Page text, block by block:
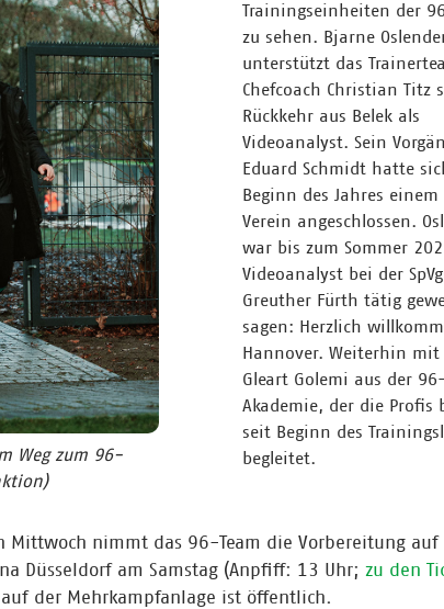
Weg zum 96-
Trainingseinheiten der
zu sehen. Bjarne
unterstützt das
Chefcoach Christian Titz
Rückkehr aus Belek als
Videoanalyst. Sein
Eduard Schmidt hatte
Beginn des Jahres
Verein angeschlossen.
war bis zum Sommer
Videoanalyst bei der
Greuther Fürth tätig
sagen: Herzlich
Hannover. Weiterhin
Gleart Golemi aus der
Akademie, der die Profis
seit Beginn des
begleitet.
Mittwoch nimmt das 96-Team die Vorbereitung auf
Düsseldorf am Samstag (Anpfiff: 13 Uhr; zu den
der Mehrkampfanlage ist öffentlich.